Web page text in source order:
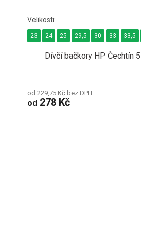
Dívčí bačkory HP Čechtín
od 229,75 Kč bez DPH
od 278 Kč
23 24 25 29,5 30 33 33,5